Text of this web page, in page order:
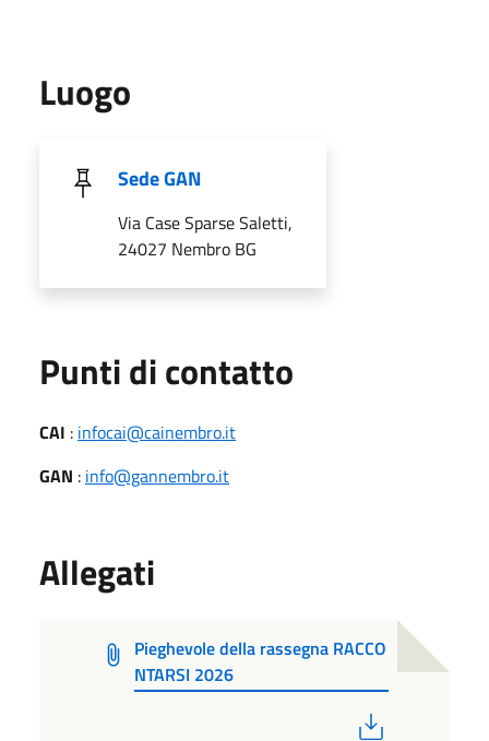
Luogo
Sede GAN
Via Case Sparse Saletti,
24027 Nembro BG
Punti di contatto
CAI : infocai@cainembro.it
GAN : info@gannembro.it
Allegati
Pieghevole della rassegna RACCO
NTARSI 2026